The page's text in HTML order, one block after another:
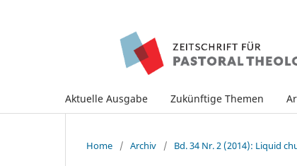
Aktuelle Ausgabe Zukünftige Themen
Home / Archiv / Bd. 34 Nr. 2 (2014): Liquid